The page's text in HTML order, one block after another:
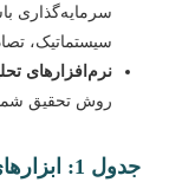
سرمایه‌گذاری باشد.
سیستماتیک،
نرم‌افزارهای تحلیل
روش تحقیق شما
جدول 1: